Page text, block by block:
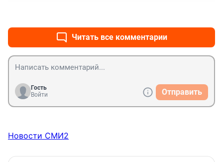
получить судебные решение, чтобы им
воспользоваться, может, чтобы за долги всё
имущество не забрали кредиторы или ещё почему, а
может на долю кв претендует бывшая жена сына, и
он пытается уменьшить сумму раздела имущества, в
любом случае только недалеко люди из обрывков
информации делают выводы, это называется
дешёвые сплетни.
Читать все комментарии
Гость
Войти
Отправить
Новости СМИ2